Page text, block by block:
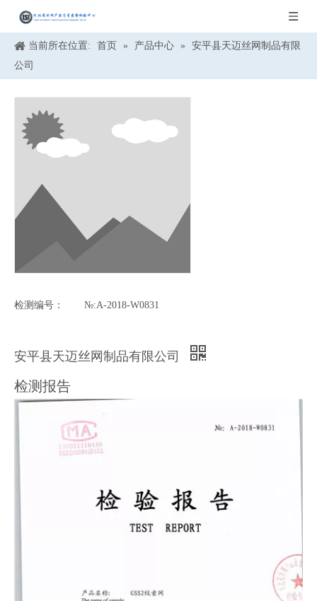
当前所在位置: 首页 » 产品中心 »
安平县天迈丝网制品有限
公司
检测编号： №:A-2018-W0831
安平县天迈丝网制品有限公司
检测报告